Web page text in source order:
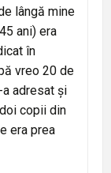
lângă mine
ani) era
în
vreo 20 de
adresat și
copii din
era prea